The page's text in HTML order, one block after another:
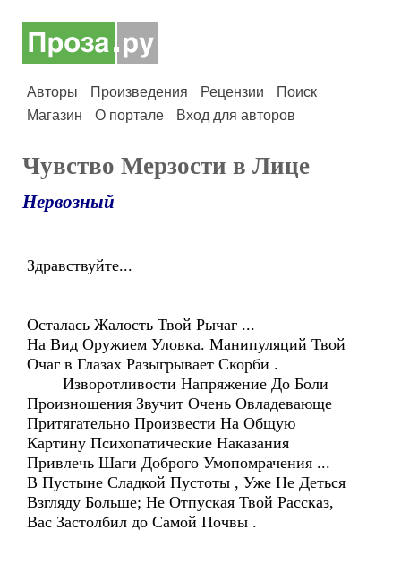
Авторы Произведения Рецензии
Поиск
Магазин
О портале Вход для авторов
Чувство Мерзости в Лице
Нервозный
Здравствуйте...
Осталась Жалость Твой Рычаг ...
На Вид Оружием Уловка. Манипуляций Твой
Очаг в Глазах Разыгрывает Скорби .
Изворотливости Напряжение До Боли
Произношения Звучит Очень Овладевающе
Притягательно Произвести На Общую
Картину Психопатические Наказания
Привлечь Шаги Доброго Умопомрачения ...
В Пустыне Сладкой Пустоты , Уже Не Деться
Взгляду Больше; Не Отпуская Твой Рассказ,
Вас Застолбил до Самой Почвы .